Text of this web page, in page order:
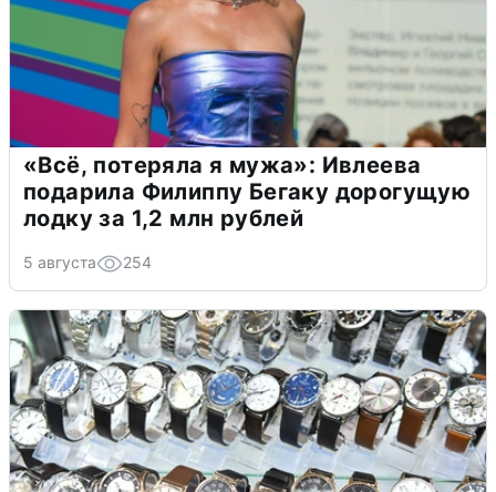
«Всё, потеряла я мужа»: Ивлеева
подарила Филиппу Бегаку дорогущую
лодку за 1,2 млн рублей
5 августа 254